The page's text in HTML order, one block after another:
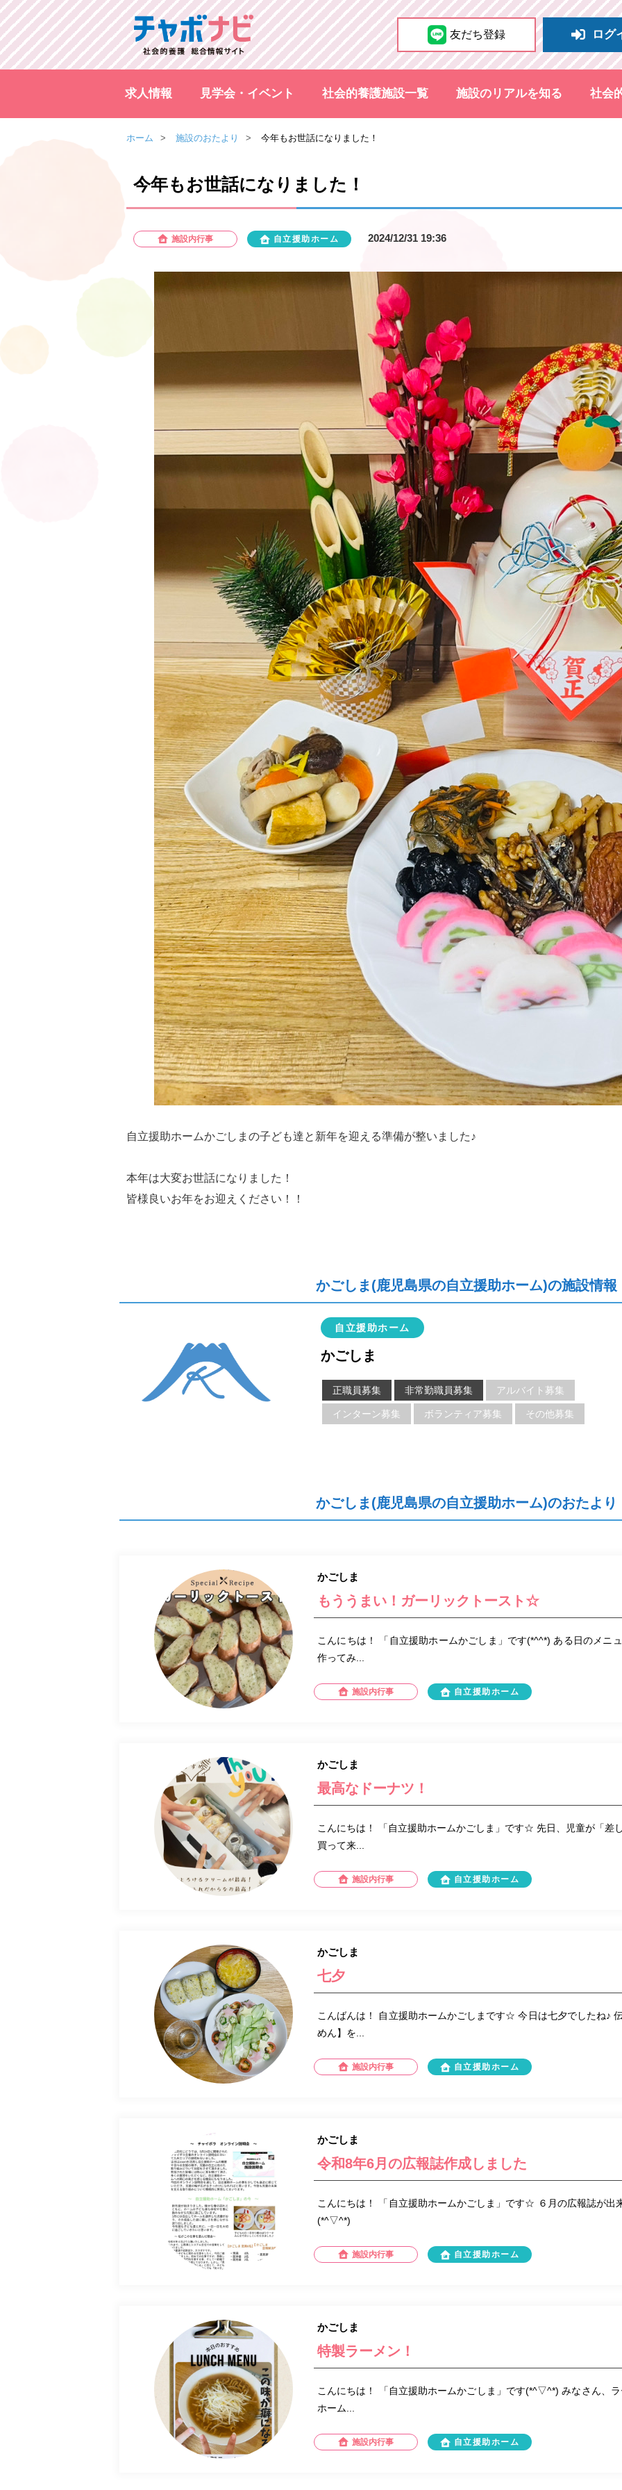
友だち登録 ログ
求人情報 見学会・イベント 社会的養護施設一覧 施設のリアルを知る 社会
ホーム 施設のおたより 今年もお世話になりました！
今年もお世話になりました！
施設内行事 自立援助ホーム 2024/12/31 19:36
自立援助ホームかごしまの子ども達と新年を迎える準備が整いました♪
本年は大変お世話になりました！
皆様良いお年をお迎えください！！
かごしま(鹿児島県の自立援助ホーム)の施設情報
自立援助ホーム
かごしま
正職員募集 非常勤職員募集 アルバイト募集
インターン募集 ボランティア募集 その他募集
かごしま(鹿児島県の自立援助ホーム)のおたより
かごしま
もううまい！ガーリックトースト☆
こんにちは！ 「自立援助ホームかごしま」です(*^^*) ある日のメニ
作ってみ...
施設内行事 自立援助ホーム
かごしま
最高なドーナツ！
こんにちは！ 「自立援助ホームかごしま」です☆ 先日、児童が「差
買って来...
施設内行事 自立援助ホーム
かごしま
七夕
こんばんは！ 自立援助ホームかごしまです☆ 今日は七夕でしたね♪
めん】を...
施設内行事 自立援助ホーム
かごしま
令和8年6月の広報誌作成しました
こんにちは！ 「自立援助ホームかごしま」です☆ ６月の広報誌が出
(*^▽^*)
施設内行事 自立援助ホーム
かごしま
特製ラーメン！
こんにちは！ 「自立援助ホームかごしま」です(*^▽^*) みなさん、
ホーム...
施設内行事 自立援助ホーム